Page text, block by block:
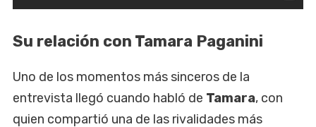
Su relación con Tamara Paganini
Uno de los momentos más sinceros de la
entrevista llegó cuando habló de Tamara, con
quien compartió una de las rivalidades más